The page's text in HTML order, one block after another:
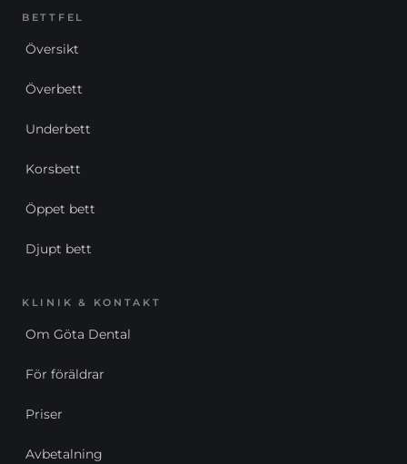
BETTFEL
Översikt
Överbett
Underbett
Korsbett
Öppet bett
Djupt bett
KLINIK & KONTAKT
Om Göta Dental
För föräldrar
Priser
Avbetalning